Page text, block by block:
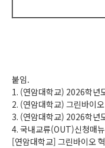
붙임.
1. (연암대학교) 2026학년
2. (연암대학교) 그린바이
3. (연암대학교) 2026학년
4. 국내교류(OUT)신청매
[연암대학교] 그린바이오